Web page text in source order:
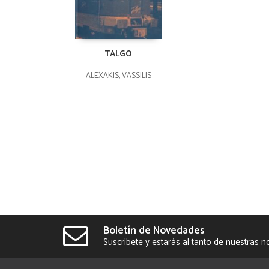
TALGO
ALEXAKIS, VASSILIS
Boletín de Novedades
Suscríbete y estarás al tanto de nuestras